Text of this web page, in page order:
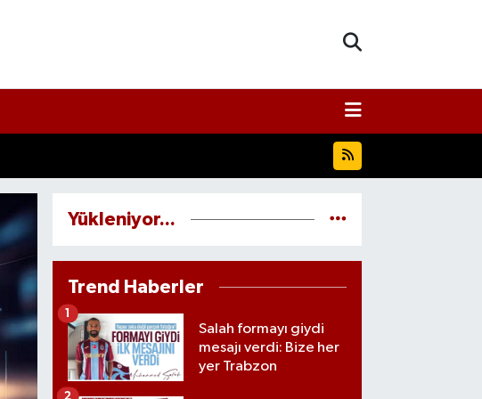
Yükleniyor...
Trend Haberler
Salah formayı giydi
mesajı verdi: Bize her
yer Trabzon
1
2